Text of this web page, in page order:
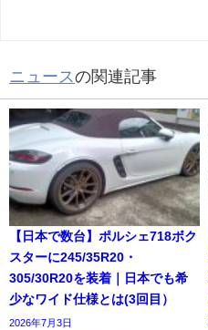
ニュースの関連記事
【日本で数台】ポルシェ718ボク
スターに245/35R20・
305/30R20を装着｜日本でも希
少なワイド仕様とは(3回目）
2026年7月3日